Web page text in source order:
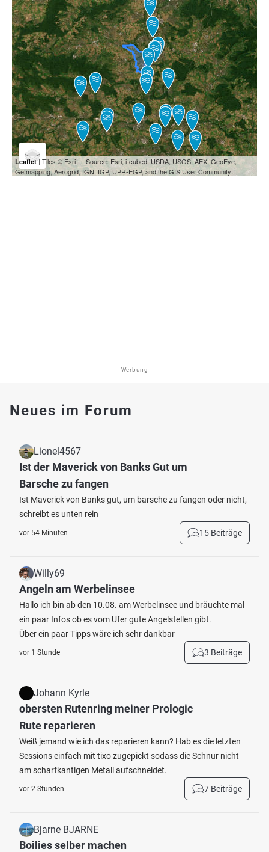
Leaflet| Tiles © Esri — Source: Esri, i-cubed, USDA, USGS, AEX, GeoEye,
Getmapping, Aerogrid, IGN, IGP, UPR-EGP, and the GIS User Community
Werbung
Neues im Forum
Lionel4567
Ist der Maverick von Banks Gut um
Barsche zu fangen
Ist Maverick von Banks gut, um barsche zu fangen oder nicht,
schreibt es unten rein
vor 54 Minuten 15 Beiträge
Willy69
Angeln am Werbelinsee
Hallo ich bin ab den 10.08. am Werbelinsee und bräuchte mal
ein paar Infos ob es vom Ufer gute Angelstellen gibt.
Über ein paar Tipps wäre ich sehr dankbar
vor 1 Stunde 3 Beiträge
Johann Kyrle
obersten Rutenring meiner Prologic
Rute reparieren
Weiß jemand wie ich das reparieren kann? Hab es die letzten
Sessions einfach mit tixo zugepickt sodass die Schnur nicht
am scharfkantigen Metall aufschneidet.
vor 2 Stunden 7 Beiträge
Bjarne BJARNE
Boilies selber machen